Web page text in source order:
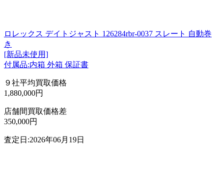
ロレックス デイトジャスト 126284rbr-0037 スレート 自動巻
き
[新品未使用]
付属品:内箱 外箱 保証書
９社平均買取価格
1,880,000円
店舗間買取価格差
350,000円
査定日:2026年06月19日